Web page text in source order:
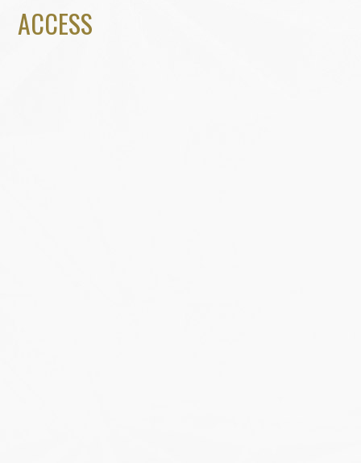
ACCESS